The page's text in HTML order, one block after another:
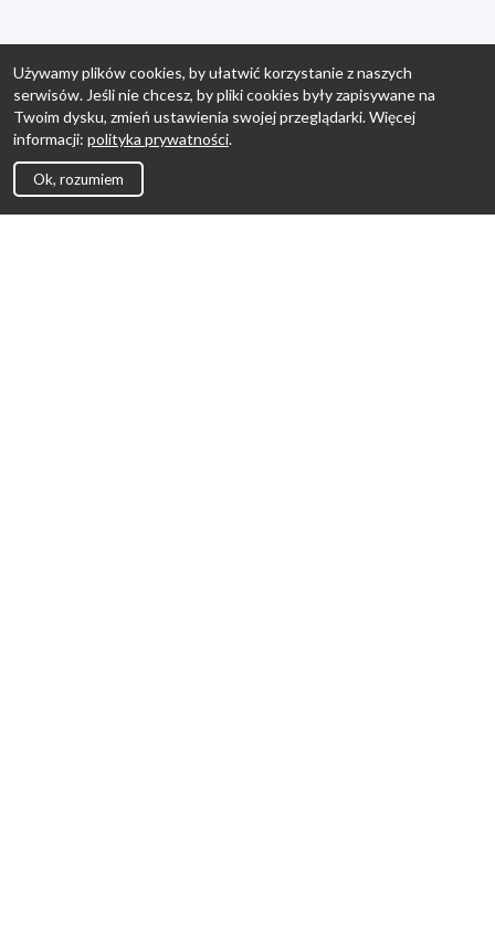
Używamy plików cookies, by ułatwić korzystanie z naszych
serwisów. Jeśli nie chcesz, by pliki cookies były zapisywane na
Twoim dysku, zmień ustawienia swojej przeglądarki. Więcej
informacji: polityka prywatności.
Ok, rozumiem